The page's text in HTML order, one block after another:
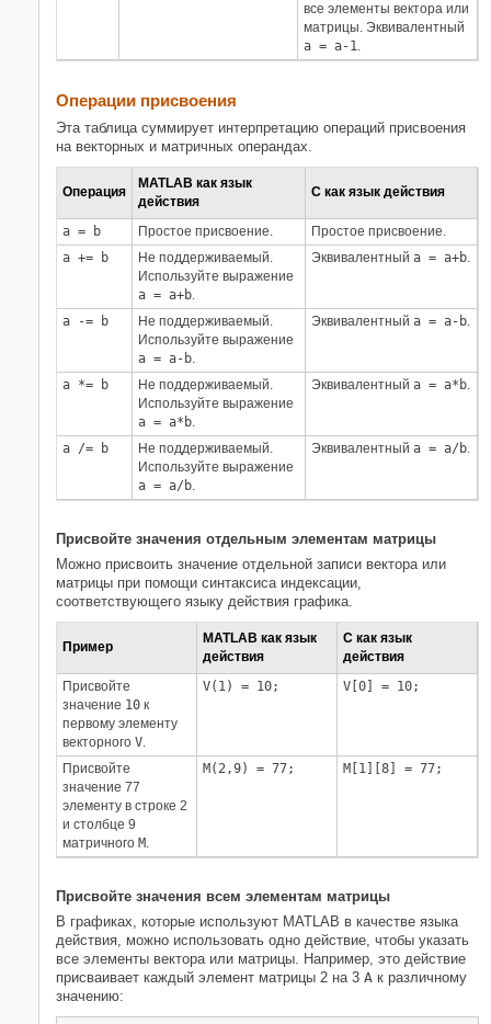
все элементы вектора или
матрицы. Эквивалентный
a = a-1.
Операции присвоения
Эта таблица суммирует интерпретацию операций присвоения
на векторных и матричных операндах.
Операция
MATLAB как язык
действия
C как язык действия
a = b Простое присвоение.
Простое присвоение.
a += b
Не поддерживаемый.
Используйте выражение
a = a+b.
Эквивалентный a = a+b.
a -= b
Не поддерживаемый.
Используйте выражение
a = a-b.
Эквивалентный a = a-b.
a *= b
Не поддерживаемый.
Используйте выражение
a = a*b.
Эквивалентный a = a*b.
a /= b
Не поддерживаемый.
Используйте выражение
a = a/b.
Эквивалентный a = a/b.
Присвойте значения отдельным элементам матрицы
Можно присвоить значение отдельной записи вектора или
матрицы при помощи синтаксиса индексации,
соответствующего языку действия графика.
Пример
MATLAB как язык
действия
C как язык
действия
Присвойте
значение 10 к
первому элементу
векторного V.
V(1) = 10; V[0] = 10;
Присвойте
значение 77
элементу в строке 2
и столбце 9
матричного M.
M(2,9) = 77; M[1][8] = 77;
Присвойте значения всем элементам матрицы
В графиках, которые используют MATLAB в качестве языка
действия, можно использовать одно действие, чтобы указать
все элементы вектора или матрицы. Например, это действие
присваивает каждый элемент матрицы 2 на 3 A к различному
значению: